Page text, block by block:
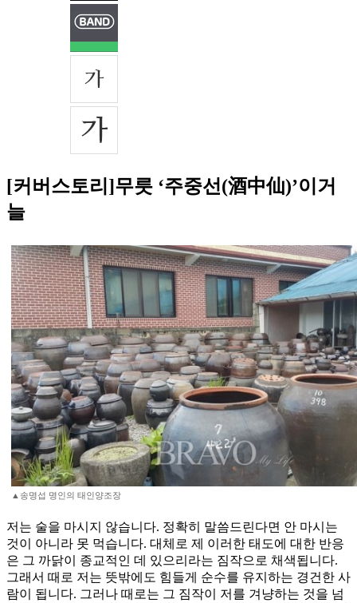
[커버스토리]무릇 ‘주중선(酒中仙)’이거
늘
▲송명섭 명인의 태인양조장
저는 술을 마시지 않습니다. 정확히 말씀드린다면 안 마시는
것이 아니라 못 먹습니다. 대체로 제 이러한 태도에 대한 반응
은 그 까닭이 종교적인 데 있으리라는 짐작으로 채색됩니다.
그래서 때로 저는 뜻밖에도 힘들게 순수를 유지하는 경건한 사
람이 됩니다. 그러나 때로는 그 짐작이 저를 겨냥하는 것을 넘